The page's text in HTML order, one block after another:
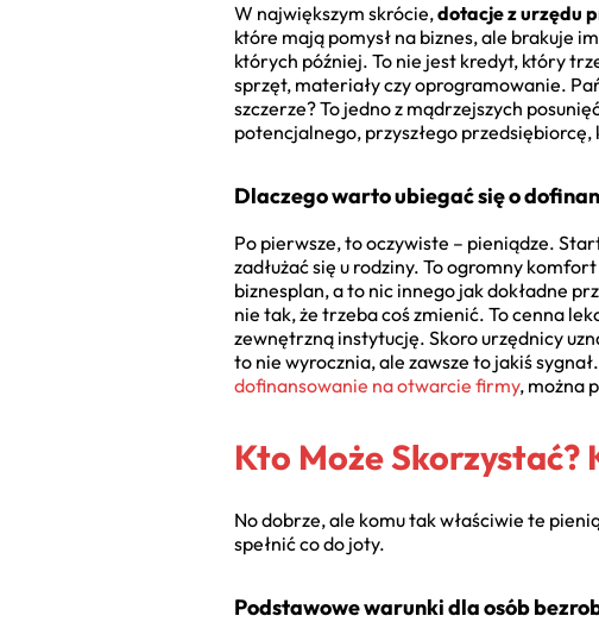
W największym skrócie,dotacje z urzędu
które mają pomysł na biznes, ale brakuje
których później. To nie jest kredyt, który
sprzęt, materiały czy oprogramowanie.
szczerze? To jedno z mądrzejszych
potencjalnego, przyszłego
Dlaczego warto ubiegać się o
Po pierwsze, to oczywiste – pieniądze.
zadłużać się u rodziny. To ogromny
biznesplan, a to nic innego jak dokładne
nie tak, że trzeba coś zmienić. To cenna
zewnętrzną instytucję. Skoro urzędnicy
to nie wyrocznia, ale zawsze to jakiś
dofinansowanie na otwarcie firmy, można
Kto Może
No dobrze, ale komu tak właściwie te
spełnić co do joty.
Podstawowe warunki dla osób